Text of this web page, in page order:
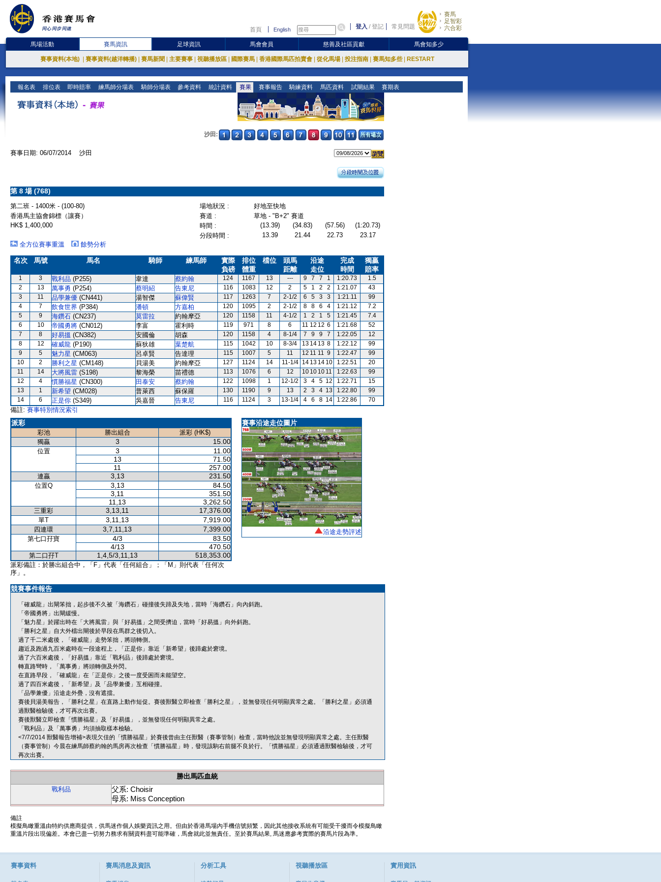
首頁 English 登入 /登記 常見問題
賽馬
足智彩
六合彩
馬場活動 賽馬資訊 足球資訊 馬會會員 慈善及社區貢獻 馬會知多少
賽事資料(本地) 賽事資料(越洋轉播) 賽馬新聞 主要賽事 視聽播放區 國際賽馬 香港國際馬匹拍賣會 從化馬場 投注指南 賽馬知多些 RESTART
報名表 排位表 即時賠率 練馬師分場表 騎師分場表 參考資料 統計資料 賽果 賽事報告 騎練資料 馬匹資料 試閘結果 賽期表
沙田:
賽事日期: 06/07/2014 沙田
第 8 場 (768)
第二班 - 1400米 - (100-80) 場地狀況 :
好地至快地
香港馬主協會錦標（讓賽）
賽道 :
草地 - "B+2" 賽道
HK$ 1,400,000
時間 : (13.39) (34.83) (57.56)
(1:20.73)
分段時間 :
13.39 21.44 22.73
23.17
全方位賽事重溫
餘勢分析
名次 馬號 馬名 騎師 練馬師
實際
負磅
排位
體重
檔位
頭馬
距離
沿途
走位
完成
時間
獨贏
賠率
1 3 戰利品 (P255) 韋達 蔡約翰 124 1167 13 --- 9 7 7 1 1:20.73
1.5
2
13 萬事勇 (P254) 蔡明紹 告東尼 116 1083 12 2 5 1 2 2 1:21.07
43
3
11 品學兼優 (CN441) 湯智傑 蘇偉賢 117 1263 7 2-1/2 6 5 3 3 1:21.11
99
4
7 飲食世界 (P384) 潘頓 方嘉柏 120 1095 2 2-1/2 8 8 6 4 1:21.12
7.2
5
9 海鑽石 (CN237) 莫雷拉 約翰摩亞 120 1158 11 4-1/2 1 2 1 5 1:21.45
7.4
6
10 帝國勇將 (CN012) 李富 霍利時 119 971 8 6 11 12 12 6 1:21.68
52
7
8 好易搵 (CN382) 安國倫 胡森 120 1158 4 8-1/4 7 9 9 7 1:22.05
12
8
12 確威龍 (P190) 蘇狄雄 葉楚航 115 1042 10 8-3/4 13 14 13 8 1:22.12
99
9
5 魅力星 (CM063) 呂卓賢 告達理 115 1007 5 11 12 11 11 9 1:22.47
99
10
2 勝利之星 (CM148) 貝湯美 約翰摩亞 127 1124 14 11-1/4 14 13 14 10 1:22.51
20
11
14 大將風雷 (S198) 黎海榮 苗禮德 113 1076 6 12 10 10 10 11 1:22.63
99
12
4 慣勝福星 (CN300) 田泰安 蔡約翰 122 1098 1 12-1/2 3 4 5 12 1:22.71
15
13
1 新希望 (CM028) 普萊西 蘇保羅 130 1190 9 13 2 3 4 13 1:22.80
99
14
6 正是你 (S349) 吳嘉晉 告東尼 116 1124 3 13-1/4 4 6 8 14 1:22.86 70
備註: 賽事特別情況索引
派彩
彩池 勝出組合
派彩 (HK$)
獨贏
3 15.00
位置 3
11.00
13
71.50
11
257.00
連贏 3,13 231.50
位置Q 3,13
84.50
3,11
351.50
11,13
3,262.50
三重彩 3,13,11 17,376.00
單T 3,11,13 7,919.00
四連環 3,7,11,13 7,399.00
第七口孖寶 4/3
83.50
4/13
470.50
第二口孖T 1,4,5/3,11,13 518,353.00
派彩備註：於勝出組合中，「F」代表「任何組合」；「M」則代表「任何次
序」。
賽事沿途走位圖片
沿途走勢評述
競賽事件報告
「確威龍」出閘笨拙，起步後不久被「海鑽石」碰撞後失蹄及失地，當時「海鑽石」向內斜跑。
「帝國勇將」出閘緩慢。
「魅力星」於躍出時在「大將風雷」與「好易搵」之間受擠迫，當時「好易搵」向外斜跑。
「勝利之星」自大外檔出閘後於早段在馬群之後切入。
過了千二米處後，「確威龍」走勢笨拙，將頭轉側。
趨近及跑過九百米處時在一段途程上，「正是你」靠近「新希望」後蹄處於窘境。
過了六百米處後，「好易搵」靠近「戰利品」後蹄處於窘境。
轉直路彎時，「萬事勇」將頭轉側及外閃。
在直路早段，「確威龍」在「正是你」之後一度受困而未能望空。
過了四百米處後，「新希望」及「品學兼優」互相碰撞。
「品學兼優」沿途走外疊，沒有遮擋。
賽後貝湯美報告，「勝利之星」在直路上動作短促。賽後獸醫立即檢查「勝利之星」，並無發現任何明顯異常之處。「勝利之星」必須通
過獸醫檢驗後，才可再次出賽。
賽後獸醫立即檢查「慣勝福星」及「好易搵」，並無發現任何明顯異常之處。
「戰利品」及「萬事勇」均須抽取樣本檢驗。
<7/7/2014 獸醫報告增補>表現欠佳的「慣勝福星」於賽後曾由主任獸醫（賽事管制）檢查，當時他說並無發現明顯異常之處。主任獸醫
（賽事管制）今晨在練馬師蔡約翰的馬房再次檢查「慣勝福星」時，發現該駒右前腿不良於行。「慣勝福星」必須通過獸醫檢驗後，才可
再次出賽。
勝出馬匹血統
戰利品
父系: Choisir
母系: Miss Conception
備註
模擬鳥瞰重溫由特約供應商提供，供馬迷作個人娛樂資訊之用。但由於香港馬場內手機信號頻繁，因此其他接收系統有可能受干擾而令模擬鳥瞰
重溫片段出現偏差。本會已盡一切努力務求有關資料盡可能準確，馬會就此並無責任。至於賽馬結果, 馬迷應參考實際的賽馬片段為準。
賽事資料 賽馬消息及資訊 分析工具 視聽播放區 實用資訊